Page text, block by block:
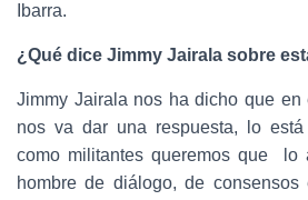
Ibarra.
¿Qué dice Jimmy Jairala sobre
Jimmy Jairala nos ha dicho que en
nos va dar una respuesta, lo está
como militantes queremos que lo
hombre de diálogo, de consensos